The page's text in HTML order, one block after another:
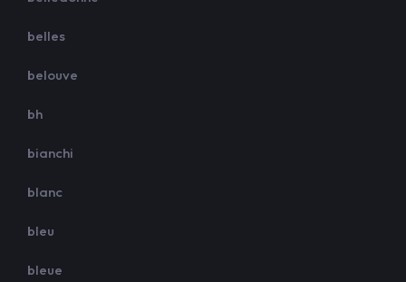
belles
belouve
bh
bianchi
blanc
bleu
bleue